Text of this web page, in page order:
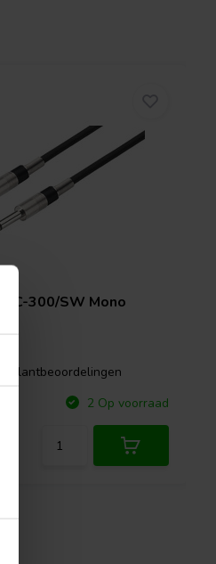
MCC-300/SW Mono
0 klantbeoordelingen
2 Op voorraad